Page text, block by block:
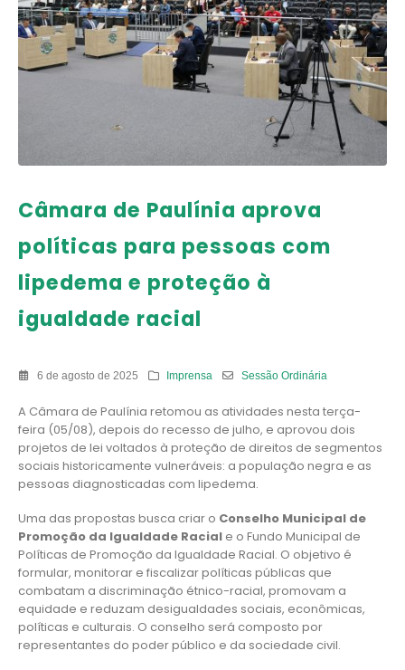
Câmara de Paulínia aprova
políticas para pessoas com
lipedema e proteção à
igualdade racial
6 de agosto de 2025 Imprensa Sessão Ordinária
A Câmara de Paulínia retomou as atividades nesta terça-
feira (05/08), depois do recesso de julho, e aprovou dois
projetos de lei voltados à proteção de direitos de segmentos
sociais historicamente vulneráveis: a população negra e as
pessoas diagnosticadas com lipedema.
Uma das propostas busca criar o Conselho Municipal de
Promoção da Igualdade Racial e o Fundo Municipal de
Políticas de Promoção da Igualdade Racial. O objetivo é
formular, monitorar e fiscalizar políticas públicas que
combatam a discriminação étnico-racial, promovam a
equidade e reduzam desigualdades sociais, econômicas,
políticas e culturais. O conselho será composto por
representantes do poder público e da sociedade civil.